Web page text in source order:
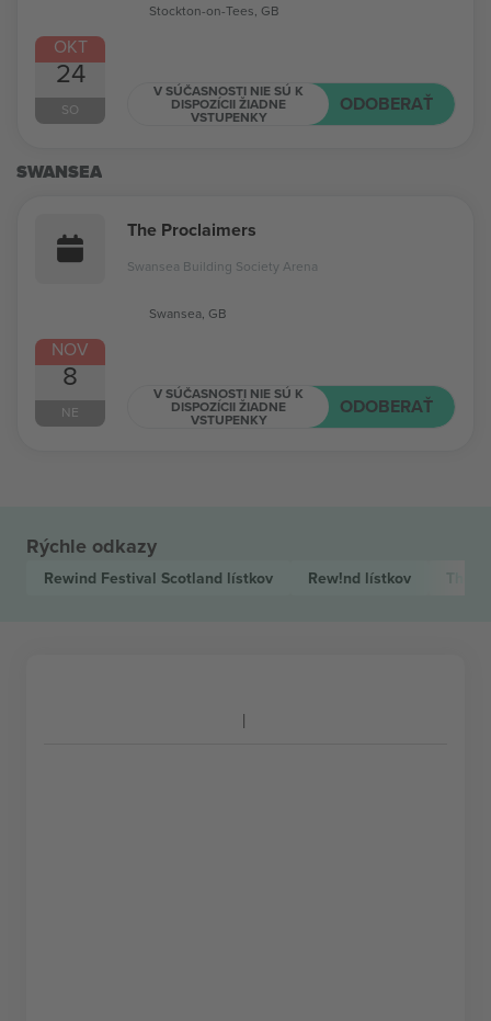
OKT
24
SO
Stockton-on-Tees, GB
V SÚČASNOSTI NIE SÚ K
DISPOZÍCII ŽIADNE
VSTUPENKY
ODOBERAŤ
SWANSEA
NOV
8
NE
The Proclaimers
Swansea Building Society Arena
Swansea, GB
V SÚČASNOSTI NIE SÚ K
DISPOZÍCII ŽIADNE
VSTUPENKY
ODOBERAŤ
Rýchle odkazy
Rewind Festival Scotland lístkov Rew!nd lístkov